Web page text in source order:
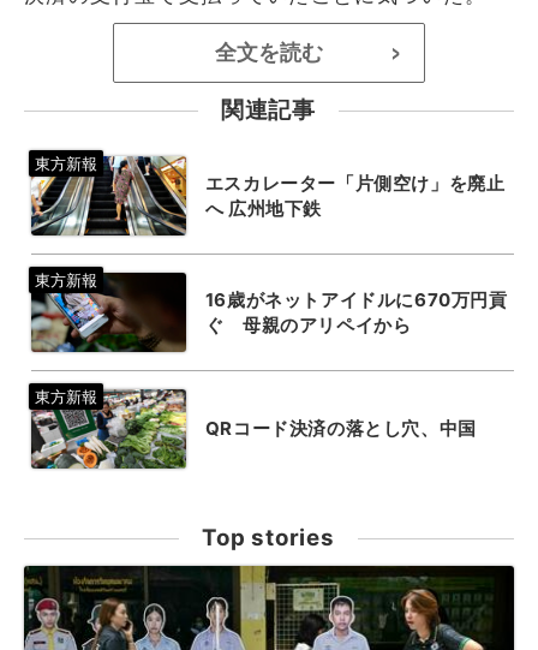
全文を読む >
関連記事
エスカレーター「片側空け」を廃止
へ 広州地下鉄
16歳がネットアイドルに670万円貢
ぐ 母親のアリペイから
QRコード決済の落とし穴、中国
Top stories